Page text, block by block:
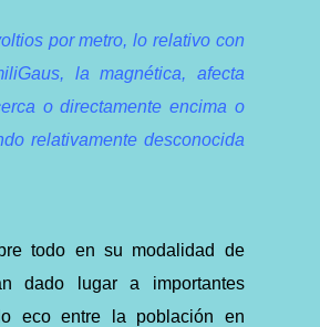
por metro, lo relativo con
la magnética, afecta
o directamente encima o
relativamente desconocida
todo en su modalidad de
dado lugar a importantes
eco entre la población en